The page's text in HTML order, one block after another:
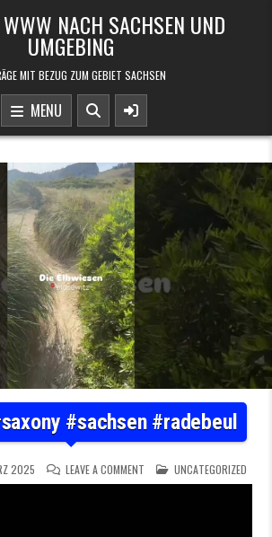
NACH SACHSEN UND
UMGEBING
MIT BEZUG ZUM GEBIET SACHSEN
MENU
#sachsen #radebeul
2025 LEAVE A COMMENTON #DRESDEN #SAXONY
POSTED IN
UNCATEGORIZED